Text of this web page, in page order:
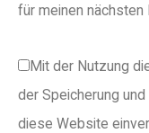
für meinen nächsten
Mit der Nutzung
der Speicherung
diese Website